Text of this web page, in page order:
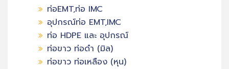
ท่อEMT,ท่อ IMC
อุปกรณ์ท่อ EMT,IMC
ท่อ HDPE และ อุปกรณ์
ท่อขาว ท่อดำ (มิล)
ท่อขาว ท่อเหลือง (หุน)